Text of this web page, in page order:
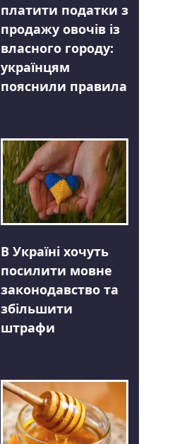
платити податки з
продажу овочів із
власного городу:
українцям
пояснили правила
В Україні хочуть
посилити мовне
законодавство та
збільшити
штрафи